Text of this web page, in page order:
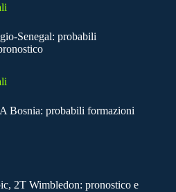
Senegal: probabili
Bosnia: probabili formazioni
2T Wimbledon: pronostico e